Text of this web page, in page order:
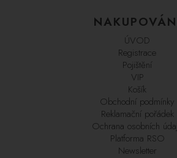
ÚVOD
Registrace
Pojištění
VIP
Košík
Obchodní podmínky
Reklamační pořádek
Ochrana osobních
Platforma RSO
Newsletter